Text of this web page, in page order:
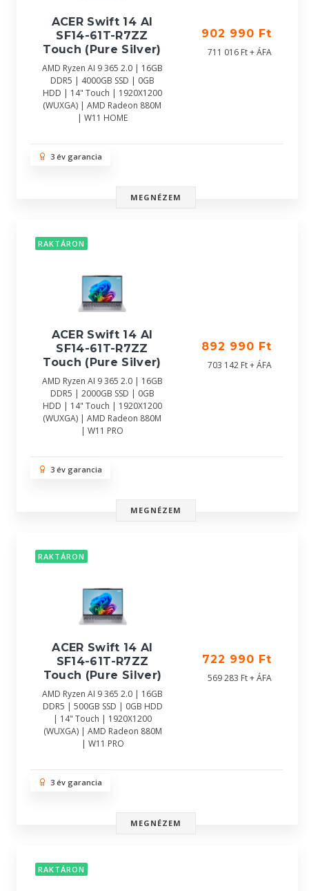
ACER Swift 14 AI
SF14-61T-R7ZZ
Touch (Pure Silver)
AMD Ryzen AI 9 365 2.0 | 16GB
DDR5 | 4000GB SSD | 0GB
HDD | 14" Touch | 1920X1200
(WUXGA) | AMD Radeon 880M
| W11 HOME
902 990 Ft
711 016 Ft + ÁFA
3 év garancia
MEGNÉZEM
RAKTÁRON
ACER Swift 14 AI
SF14-61T-R7ZZ
Touch (Pure Silver)
AMD Ryzen AI 9 365 2.0 | 16GB
DDR5 | 2000GB SSD | 0GB
HDD | 14" Touch | 1920X1200
(WUXGA) | AMD Radeon 880M
| W11 PRO
892 990 Ft
703 142 Ft + ÁFA
3 év garancia
MEGNÉZEM
RAKTÁRON
ACER Swift 14 AI
SF14-61T-R7ZZ
Touch (Pure Silver)
AMD Ryzen AI 9 365 2.0 | 16GB
DDR5 | 500GB SSD | 0GB HDD
| 14" Touch | 1920X1200
(WUXGA) | AMD Radeon 880M
| W11 PRO
722 990 Ft
569 283 Ft + ÁFA
3 év garancia
MEGNÉZEM
RAKTÁRON